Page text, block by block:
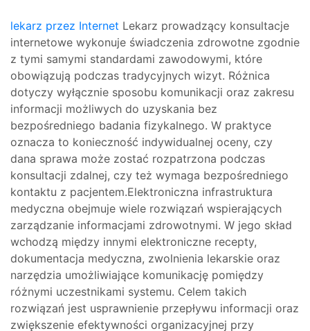
lekarz przez Internet Lekarz prowadzący konsultacje
internetowe wykonuje świadczenia zdrowotne zgodnie
z tymi samymi standardami zawodowymi, które
obowiązują podczas tradycyjnych wizyt. Różnica
dotyczy wyłącznie sposobu komunikacji oraz zakresu
informacji możliwych do uzyskania bez
bezpośredniego badania fizykalnego. W praktyce
oznacza to konieczność indywidualnej oceny, czy
dana sprawa może zostać rozpatrzona podczas
konsultacji zdalnej, czy też wymaga bezpośredniego
kontaktu z pacjentem.Elektroniczna infrastruktura
medyczna obejmuje wiele rozwiązań wspierających
zarządzanie informacjami zdrowotnymi. W jego skład
wchodzą między innymi elektroniczne recepty,
dokumentacja medyczna, zwolnienia lekarskie oraz
narzędzia umożliwiające komunikację pomiędzy
różnymi uczestnikami systemu. Celem takich
rozwiązań jest usprawnienie przepływu informacji oraz
zwiększenie efektywności organizacyjnej przy